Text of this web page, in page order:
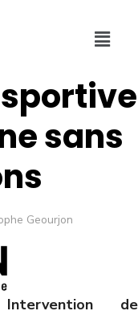
sans
Geourjon
Intervention de